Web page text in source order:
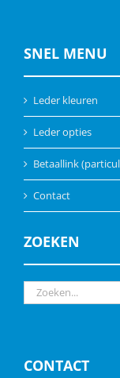
SNEL MENU
Leder kleuren
Leder opties
Betaallink
Contact
ZOEKEN
Zoeken
naar:
CONTACT